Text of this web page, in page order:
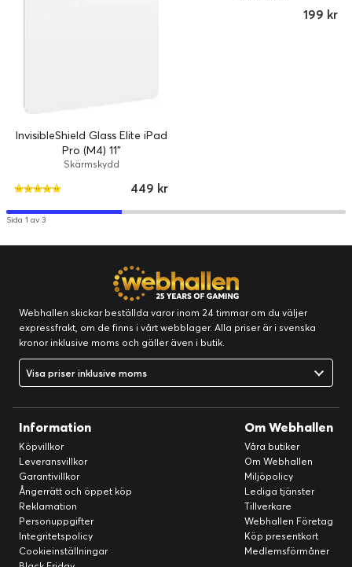
InvisibleShield Glass Elite iPad
Pro (M4) 11"
Skärmskydd
449 kr
199 kr
Sida 1 av 3
Webhallen skickar beställda varor inom 24 timmar om du väljer
expressfrakt, om de finns i vårt webblager. Alla priser är i svenska
kronor inklusive moms och gäller även i butik.
Visa priser inklusive moms
Information
Köpvillkor
Leveransvillkor
Garantivillkor
Ångerrätt och öppet köp
Reklamation
Personuppgifter
Integritetspolicy
Cookieinställningar
Om Webhallen
Våra butiker
Om Webhallen
Miljöpolicy
Lediga tjänster
Tillverkare
Webhallen Företag
Köp presentkort
Medlemsförmåner